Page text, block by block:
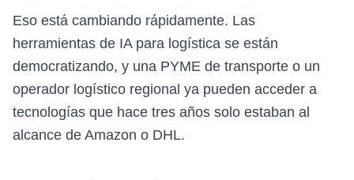
Eso está cambiando rápidamente. Las
herramientas de IA para logística se están
democratizando, y una PYME de transporte o un
operador logístico regional ya pueden acceder a
tecnologías que hace tres años solo estaban al
alcance de Amazon o DHL.